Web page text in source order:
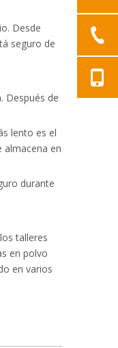
Desde
seguro de
Después de
lento es el
almacena en
durante
talleres
en polvo
en varios